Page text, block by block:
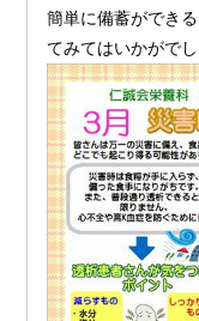
簡単に備蓄ができ
てみてはいかがでし